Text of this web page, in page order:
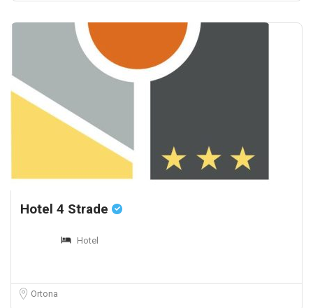
Hotel 4 Strade
Hotel
Ortona